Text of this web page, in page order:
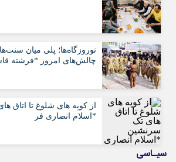
آپارات رمز عبور
مرا به خاطر بسپار
نوروزگاه‌ها؛ پلی میان
چالش‌های امروز *فرشته قاسمیان
از کوپه های شلوغ تا اتاق
*اسلام انصاری فر
سیـاسی